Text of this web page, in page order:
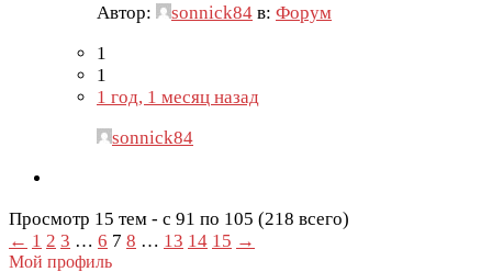
Автор:
sonnick84 в: Форум
1
1
1 год, 1 месяц назад
sonnick84
Просмотр 15 тем - с 91 по 105 (218 всего)
← 1 2 3 … 6 7 8 … 13 14 15 →
Мой профиль